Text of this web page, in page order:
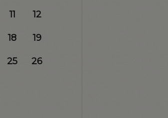
11 12
18 19
25 26